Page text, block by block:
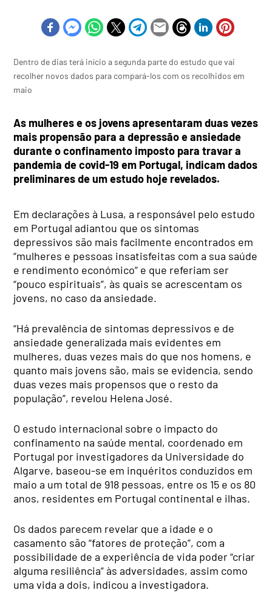
Dentro de dias terá início a segunda parte do estudo que vai
recolher novos dados para compará-los com os recolhidos em
maio
As mulheres e os jovens apresentaram duas vezes
mais propensão para a depressão e ansiedade
durante o confinamento imposto para travar a
pandemia de covid-19 em Portugal, indicam dados
preliminares de um estudo hoje revelados.
Em declarações à Lusa, a responsável pelo estudo
em Portugal adiantou que os sintomas
depressivos são mais facilmente encontrados em
“mulheres e pessoas insatisfeitas com a sua saúde
e rendimento económico” e que referiam ser
“pouco espirituais”, às quais se acrescentam os
jovens, no caso da ansiedade.
“Há prevalência de sintomas depressivos e de
ansiedade generalizada mais evidentes em
mulheres, duas vezes mais do que nos homens, e
quanto mais jovens são, mais se evidencia, sendo
duas vezes mais propensos que o resto da
população”, revelou Helena José.
O estudo internacional sobre o impacto do
confinamento na saúde mental, coordenado em
Portugal por investigadores da Universidade do
Algarve, baseou-se em inquéritos conduzidos em
maio a um total de 918 pessoas, entre os 15 e os 80
anos, residentes em Portugal continental e ilhas.
Os dados parecem revelar que a idade e o
casamento são “fatores de proteção”, com a
possibilidade de a experiência de vida poder “criar
alguma resiliência” às adversidades, assim como
uma vida a dois, indicou a investigadora.